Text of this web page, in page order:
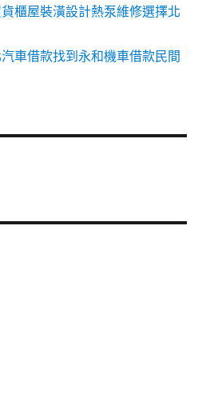
櫃屋裝潢設計熱泵維修選擇北
車借款找到永和機車借款民間